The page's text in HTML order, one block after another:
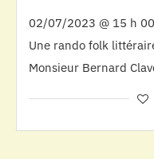
02/07/2023 @ 15 h
Une rando folk
Monsieur Bernard